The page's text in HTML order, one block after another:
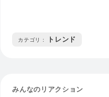
カテゴリ : トレンド
みんなのリアクション